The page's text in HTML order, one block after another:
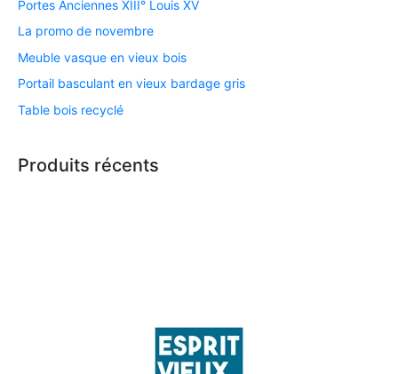
Portes Anciennes XIII° Louis XV
La promo de novembre
Meuble vasque en vieux bois
Portail basculant en vieux bardage gris
Table bois recyclé
Produits récents